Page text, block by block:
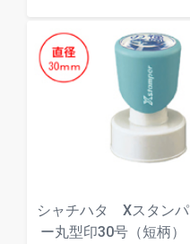
シャチハタ Xスタンパ
ー丸型印30号（短柄）